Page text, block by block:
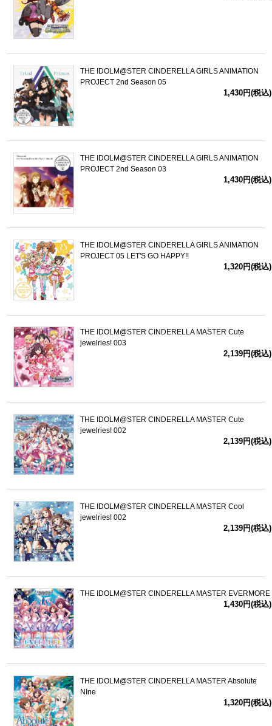
THE IDOLM@STER CINDERELLA GIRLS ANIMATION
PROJECT 2nd Season 05
1,430円(税込)
THE IDOLM@STER CINDERELLA GIRLS ANIMATION
PROJECT 2nd Season 03
1,430円(税込)
THE IDOLM@STER CINDERELLA GIRLS ANIMATION
PROJECT 05 LET'S GO HAPPY!!
1,320円(税込)
THE IDOLM@STER CINDERELLA MASTER Cute
jewelries! 003
2,139円(税込)
THE IDOLM@STER CINDERELLA MASTER Cute
jewelries! 002
2,139円(税込)
THE IDOLM@STER CINDERELLA MASTER Cool
jewelries! 002
2,139円(税込)
THE IDOLM@STER CINDERELLA MASTER EVERMORE
1,430円(税込)
THE IDOLM@STER CINDERELLA MASTER Absolute
NIne
1,320円(税込)